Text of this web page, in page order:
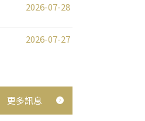
2026-07-28
2026-07-27
更多訊息